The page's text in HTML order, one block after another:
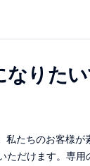
りた
たちのお客様が
ただけます。専用